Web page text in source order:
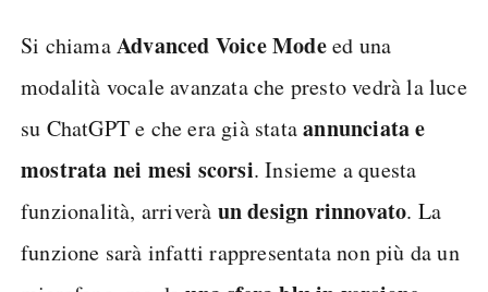
Si chiamaAdvanced Voice Modeed una
modalità vocale avanzata che presto vedrà la luce
su ChatGPT e che era già stataannunciata e
mostrata nei mesi scorsi. Insieme a questa
funzionalità, arriverà un design rinnovato. La
funzione sarà infatti rappresentata non più da un